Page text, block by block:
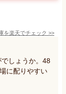
を楽天でチェック >>
しょうか。48
に配りやすい